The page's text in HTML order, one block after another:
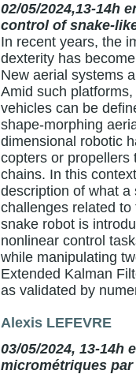
02/05/2024,13-14h
control of snake-
In recent years, the
dexterity has
New aerial systems
Amid such
vehicles can be
shape-morphing
dimensional robotic
copters or propellers
chains. In this
description of what
challenges related
snake robot is
nonlinear control
while manipulating
Extended Kalman
as validated by
Alexis LEFEVRE
03/05/2024, 13-14h
micrométriques